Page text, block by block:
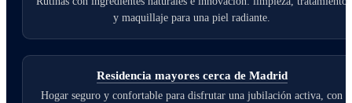
y maquillaje para una piel radiante.
Residencia mayores cerca de Madrid
Hogar seguro y confortable para disfrutar una jubilación activa, con